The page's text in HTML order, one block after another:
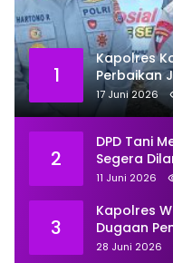
1
Kapolres
Perbaikan
Titik Rusak
17 Juni 2026
2
DPD Tani
Segera
11 Juni 2026
3
Kapolres
Dugaan
Dua
28 Juni 2026